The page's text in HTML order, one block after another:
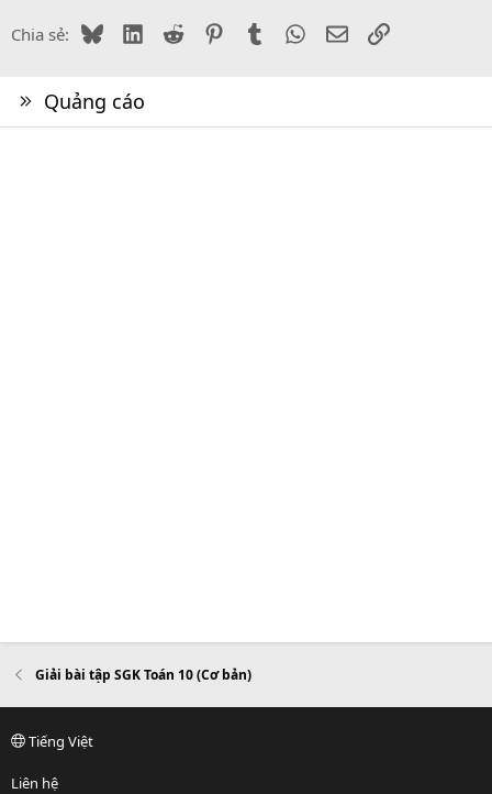
Chia sẻ: BlueskyLinkedIn
Reddit PinterestTumblr WhatsApp
EmailLink
Quảng cáo
Giải bài tập SGK Toán 10 (Cơ bản)
Tiếng Việt
Liên hệ